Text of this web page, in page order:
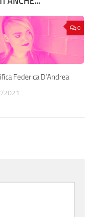
0
Federica D’Andrea
2021